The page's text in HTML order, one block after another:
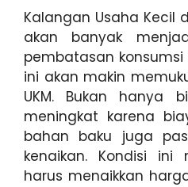
Kalangan Usaha Kecil
akan banyak
pembatasan konsumsi
ini akan makin
UKM. Bukan hanya
meningkat karena
bahan baku juga
kenaikan. Kondisi ini
harus menaikkan